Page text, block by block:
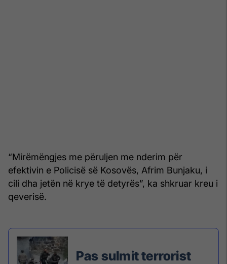
“Mirëmëngjes me përuljen me nderim për
efektivin e Policisë së Kosovës, Afrim Bunjaku, i
cili dha jetën në krye të detyrës”, ka shkruar kreu i
qeverisë.
Pas sulmit terrorist